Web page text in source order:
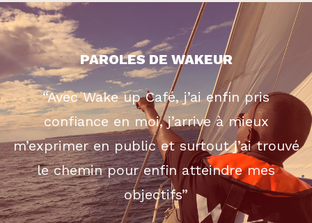
PAROLES DE WAKEUR
“Avec Wake up Café, j’ai enfin pris
confiance en moi, j’arrive à mieux
m’exprimer en public et surtout j’ai trouvé
le chemin pour enfin atteindre mes
objectifs”